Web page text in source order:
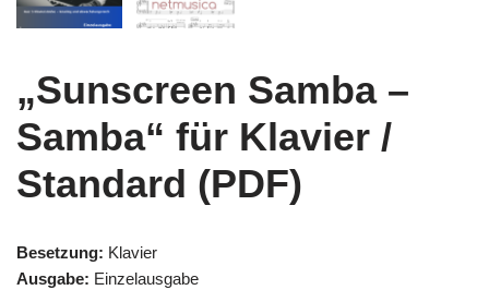
„Sunscreen Samba –
Samba“ für Klavier /
Standard (PDF)
Besetzung: Klavier
Ausgabe: Einzelausgabe